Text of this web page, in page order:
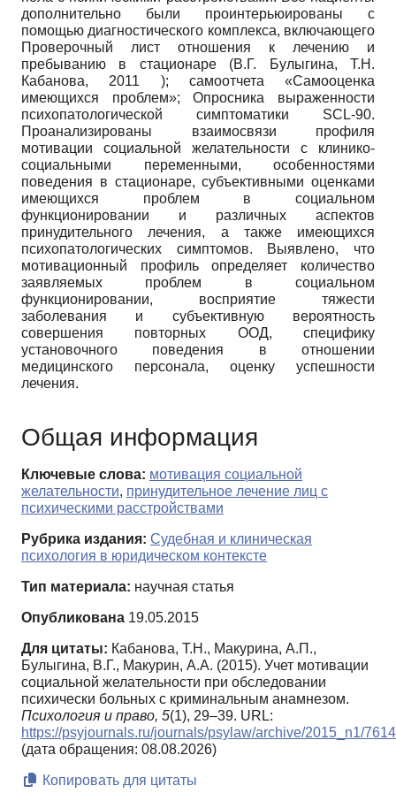
дополнительно были проинтерьюированы с
помощью диагностического комплекса, включающего
Проверочный лист отношения к лечению и
пребыванию в стационаре (В.Г. Булыгина, Т.Н.
Кабанова, 2011 ); самоотчета «Самооценка
имеющихся проблем»; Опросника выраженности
психопатологической симптоматики SCL-90.
Проанализированы взаимосвязи профиля
мотивации социальной желательности с клинико-
социальными переменными, особенностями
поведения в стационаре, субъективными оценками
имеющихся проблем в социальном
функционировании и различных аспектов
принудительного лечения, а также имеющихся
психопатологических симптомов. Выявлено, что
мотивационный профиль определяет количество
заявляемых проблем в социальном
функционировании, восприятие тяжести
заболевания и субъективную вероятность
совершения повторных ООД, специфику
установочного поведения в отношении
медицинского персонала, оценку успешности
лечения.
Общая информация
Ключевые слова: мотивация социальной
желательности, принудительное лечение лиц с
психическими расстройствами
Рубрика издания: Судебная и клиническая
психология в юридическом контексте
Тип материала: научная статья
Опубликована 19.05.2015
Для цитаты: Кабанова, Т.Н., Макурина, А.П.,
Булыгина, В.Г., Макурин, А.А. (2015). Учет мотивации
социальной желательности при обследовании
психически больных с криминальным анамнезом.
Психология и право, 5(1), 29–39. URL:
https://psyjournals.ru/journals/psylaw/archive/2015_n1/
(дата обращения: 08.08.2026)
Копировать для цитаты